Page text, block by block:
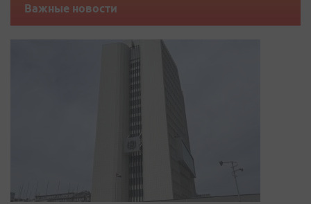
Важные новости